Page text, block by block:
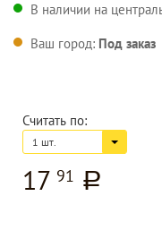
В наличии на
Ваш город: Под заказ
Считать по:
1 шт.
17 91 a